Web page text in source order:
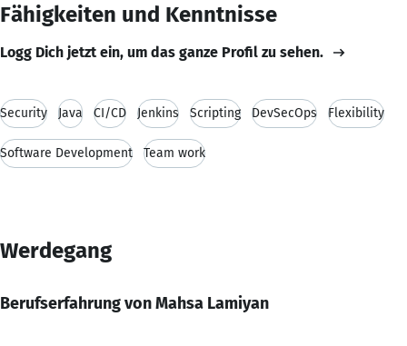
Fähigkeiten und Kenntnisse
Logg Dich jetzt ein, um das ganze Profil zu sehen.
Security Java CI/CD Jenkins Scripting DevSecOps Flexibility
Software Development Team work
Werdegang
Berufserfahrung von Mahsa Lamiyan